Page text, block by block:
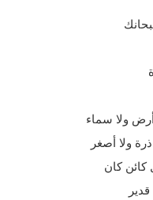
ولا سماء
ولا أصغر
كان